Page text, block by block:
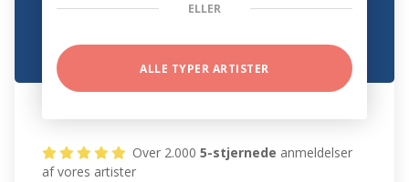
ELLER
ALLE TYPER ARTISTER
Over 2.0005-stjernede anmeldelser
af vores artister